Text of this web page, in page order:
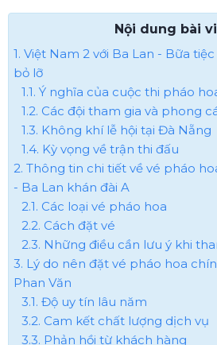
Nội dung bài
1. Việt Nam 2 với Ba Lan - Bữa
bỏ lỡ
1.1. Ý nghĩa của cuộc thi pháo
1.2. Các đội tham gia và phong
1.3. Không khí lễ hội tại Đà Nẵng
1.4. Kỳ vọng về trận thi đấu
2. Thông tin chi tiết về vé pháo
- Ba Lan khán đài A
2.1. Các loại vé pháo hoa
2.2. Cách đặt vé
2.3. Những điều cần lưu ý khi
3. Lý do nên đặt vé pháo hoa
Phan Văn
3.1. Độ uy tín lâu năm
3.2. Cam kết chất lượng dịch vụ
3.3. Phản hồi từ khách hàng